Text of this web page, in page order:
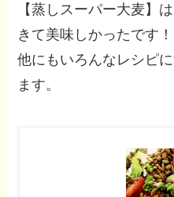
【蒸しスーパー大麦】
きて美味しかったです！
他にもいろんなレシピ
ます。